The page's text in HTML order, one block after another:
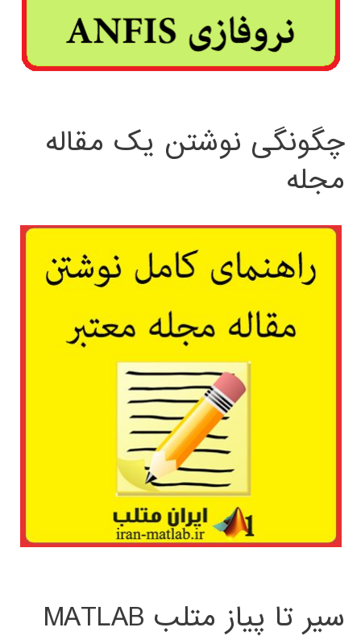
چگونگی نوشتن یک مقاله
مجله
سیر تا پیاز متلب MATLAB